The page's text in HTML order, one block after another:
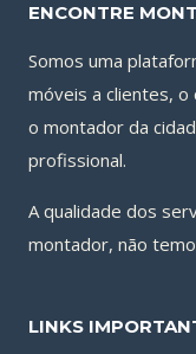
ENCONTRE
Somos uma
móveis a clientes,
o montador da
profissional.
A qualidade dos
montador, não
LINKS